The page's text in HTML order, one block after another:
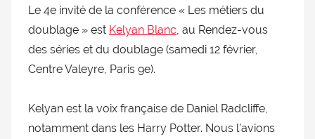
printemps
séries
Le 4e invité de la conférence « Les métiers du
doublage » est Kelyan Blanc, au Rendez-vous
des séries et du doublage (samedi 12 février,
Centre Valeyre, Paris 9e).
Kelyan est la voix française de Daniel Radcliffe,
notamment dans les Harry Potter. Nous l’avions